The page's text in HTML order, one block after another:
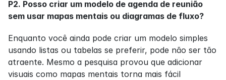
P2. Posso criar um modelo de agenda de reunião
sem usar mapas mentais ou diagramas de fluxo?
Enquanto você ainda pode criar um modelo simples
usando listas ou tabelas se preferir, pode não ser tão
atraente. Mesmo a pesquisa provou que adicionar
visuais como mapas mentais torna mais fácil